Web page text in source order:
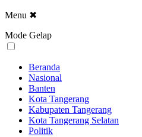
Menu ✖
Mode Gelap
Beranda
Nasional
Banten
Kota Tangerang
Kabupaten Tangerang
Kota Tangerang Selatan
Politik